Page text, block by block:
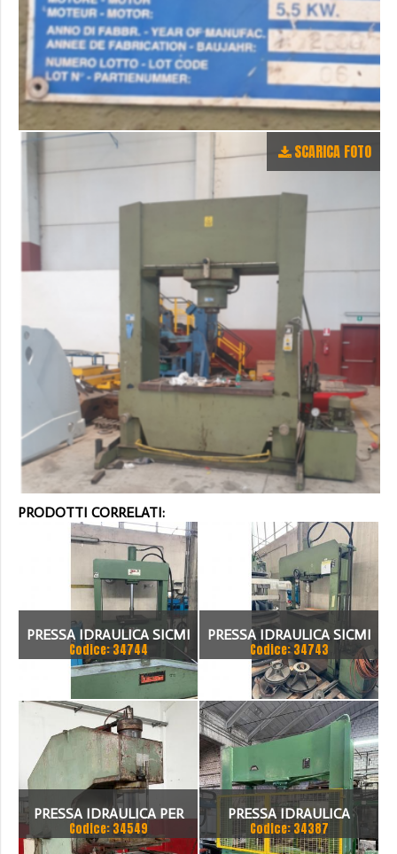
SCARICA FOTO
PRODOTTI CORRELATI:
PRESSA IDRAULICA SICMI
PISTONE FISSO 70 TON
Codice: 34744
PRESSA IDRAULICA SICMI
CON PISTONE MOBILE 100
TON
Codice: 34743
PRESSA IDRAULICA PER
SAGOMARE GIGANT, TON
Codice: 34549
PRESSA IDRAULICA
BIGNOZZI 160 TON
Codice: 34387